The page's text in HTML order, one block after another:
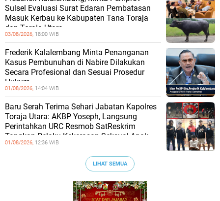
Sulsel Evaluasi Surat Edaran Pembatasan
Masuk Kerbau ke Kabupaten Tana Toraja
dan Toraja Utara
03/08/2026, 18:00 WIB
Frederik Kalalembang Minta Penanganan
Kasus Pembunuhan di Nabire Dilakukan
Secara Profesional dan Sesuai Prosedur
Hukum
01/08/2026, 14:04 WIB
Baru Serah Terima Sehari Jabatan Kapolres
Toraja Utara: AKBP Yoseph, Langsung
Perintahkan URC Resmob SatReskrim
Tangkap Pelaku Kekerasan Seksual Anak
01/08/2026, 12:36 WIB
LIHAT SEMUA